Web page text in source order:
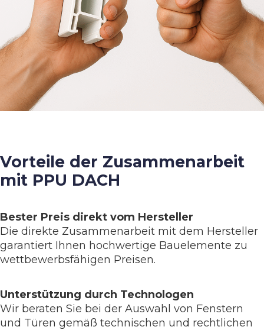
Vorteile der Zusammenarbeit
mit PPU DACH
Bester Preis direkt vom Hersteller
Die direkte Zusammenarbeit mit dem Hersteller
garantiert Ihnen hochwertige Bauelemente zu
wettbewerbsfähigen Preisen.
Unterstützung durch Technologen
Wir beraten Sie bei der Auswahl von Fenstern
und Türen gemäß technischen und rechtlichen